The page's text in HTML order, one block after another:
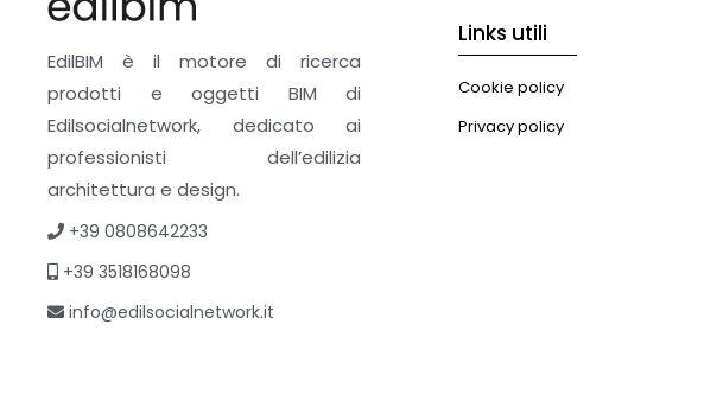
EdilBIM è il motore di ricerca
prodotti e oggetti BIM di
Edilsocialnetwork, dedicato ai
professionisti dell’edilizia
architettura e design.
+39 0808642233
+39 3518168098
info@edilsocialnetwork.it
Links utili
Cookie policy
Privacy policy